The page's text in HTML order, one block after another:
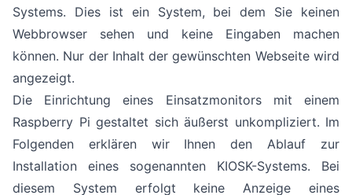
Systems. Dies ist ein System, bei dem Sie keinen
Webbrowser sehen und keine Eingaben machen
können. Nur der Inhalt der gewünschten Webseite wird
angezeigt.
Die Einrichtung eines Einsatzmonitors mit einem
Raspberry Pi gestaltet sich äußerst unkompliziert. Im
Folgenden erklären wir Ihnen den Ablauf zur
Installation eines sogenannten KIOSK-Systems. Bei
diesem System erfolgt keine Anzeige eines